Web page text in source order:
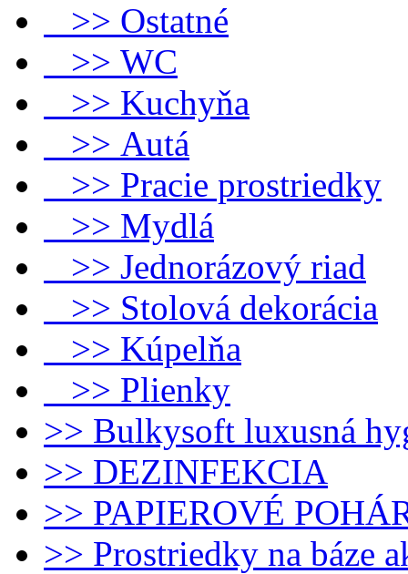
>> Ostatné
>> WC
>> Kuchyňa
>> Autá
>> Pracie prostriedky
>> Mydlá
>> Jednorázový riad
>> Stolová dekorácia
>> Kúpelňa
>> Plienky
>> Bulkysoft luxusná
>> DEZINFEKCIA
>> PAPIEROVÉ
>> Prostriedky na báze